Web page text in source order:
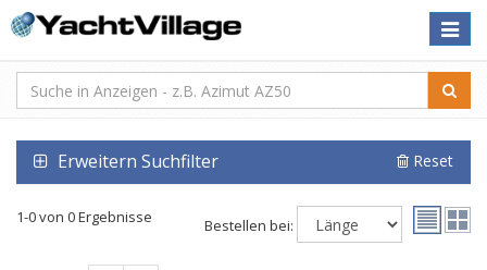
Toggle
Erweitern Suchfilter Reset
1-0 von 0 Ergebnisse Bestellen bei: